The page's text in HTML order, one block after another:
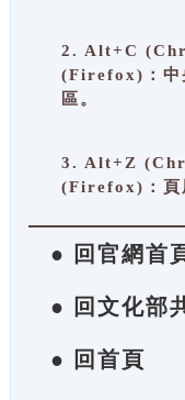
2. Alt+C
(Firefox)：中
區。
3. Alt+Z
(Firefox)：頁
● 回官網首
● 回文化部
● 回首頁